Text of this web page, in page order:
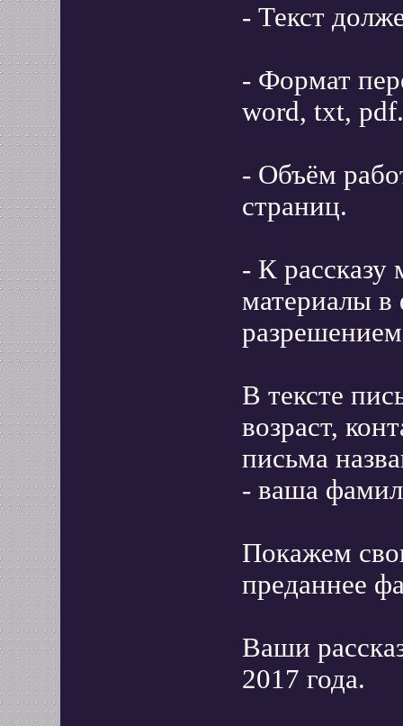
- Текст
- Формат
word, txt, pdf.
- Объём
страниц.
- К
материалы
В тексте
возраст,
письма
- ваша
Покажем
преданнее
Ваши
2017 года.